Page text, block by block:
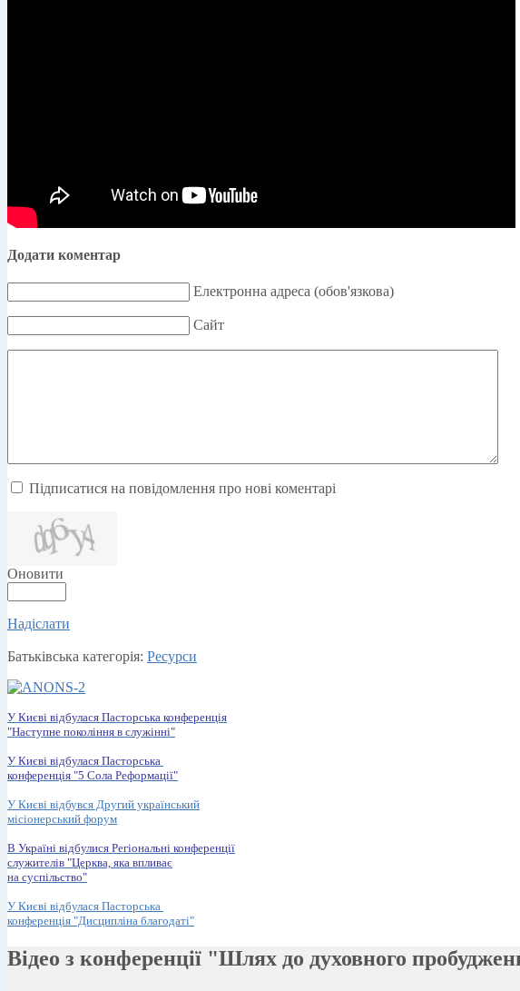
Додати коментар
Електронна адреса (обов'язкова)
Сайт
Підписатися на повідомлення про нові коментарі
Оновити
Надіслати
Батьківська категорія: Ресурси
У Києві відбулася Пасторська конференція
"Наступне покоління в служінні"
У Києві відбулася Пасторська
конференція "5 Сола Реформації"
У Києві відбувся Другий український
місіонерський форум
В Україні відбулися Регіональні конференції
служителів "Церква, яка впливає
на суспільство"
У Києві відбулася Пасторська
конференція "Дисципліна благодаті"
Відео з конференції "Шлях до духовного